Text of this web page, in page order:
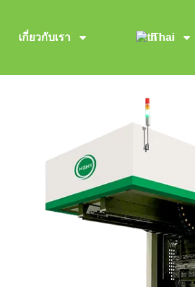
เกี่ยวกับเรา Thai